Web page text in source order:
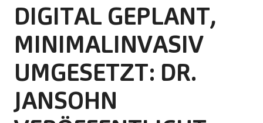
DIGITAL GEPLANT,
MINIMALINVASIV
UMGESETZT: DR.
JANSOHN